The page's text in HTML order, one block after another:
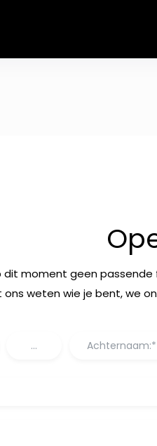
dit moment geen
ons weten wie je bent, we